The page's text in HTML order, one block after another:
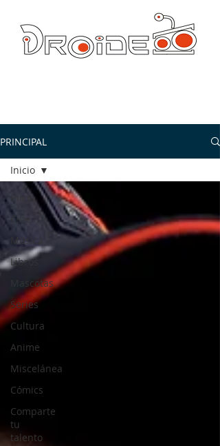
PRINCIPAL
Inicio
Cine
Música
Libros
Mascotas
Series
Cultura
Anime
Miscelánea
Cómics
Comparte
tu
talento
Inicio